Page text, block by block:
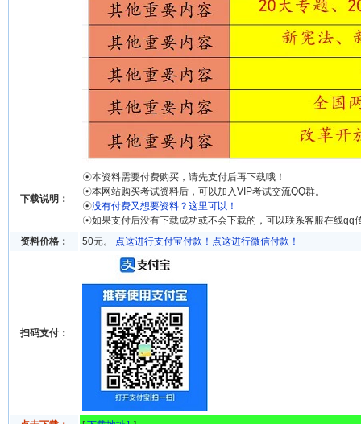
下载说明：
☉本资料需要付费购买，请先支付后再下载哦！
☉本网站购买考试资料后，可以加入VIP考试交流QQ群。
☉没有付费又想要资料？这里可以！
☉如果支付后没有下载成功或不会下载的，可以联系客服在线qq
资料价格：
50元。 点这进行支付宝付款！ 点这进行微信付款！
扫码支付：